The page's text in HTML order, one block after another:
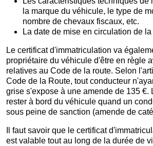
la marque du véhicule, le type de
nombre de chevaux fiscaux, etc.
La date de mise en circulation de la
Le certificat d'immatriculation va
propriétaire du véhicule d'être en règle
relatives au Code de la route. Selon
Code de la Route, tout conducteur
grise s'expose à une amende de 135 €.
rester à bord du véhicule quand un
sous peine de sanction (amende de
Il faut savoir que le certificat
est valable tout au long de la durée de